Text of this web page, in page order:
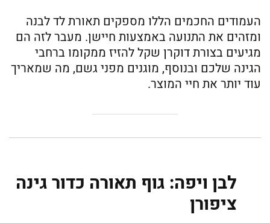
העמודים החכמים הללו מספקים תאורת לד לבנה
ומזהים את התנועה באמצעות חיישן. מעבר לזה הם
מגיעים בצורת דוקרן שקל להזיז ממקומו ברחבי
הגינה שלכם ובנוסף, מוגנים מפני גשם, מה שמאריך
עוד יותר את חיי המוצר.
לבן ויפה: גוף תאורה כדור גינה
ציפורן